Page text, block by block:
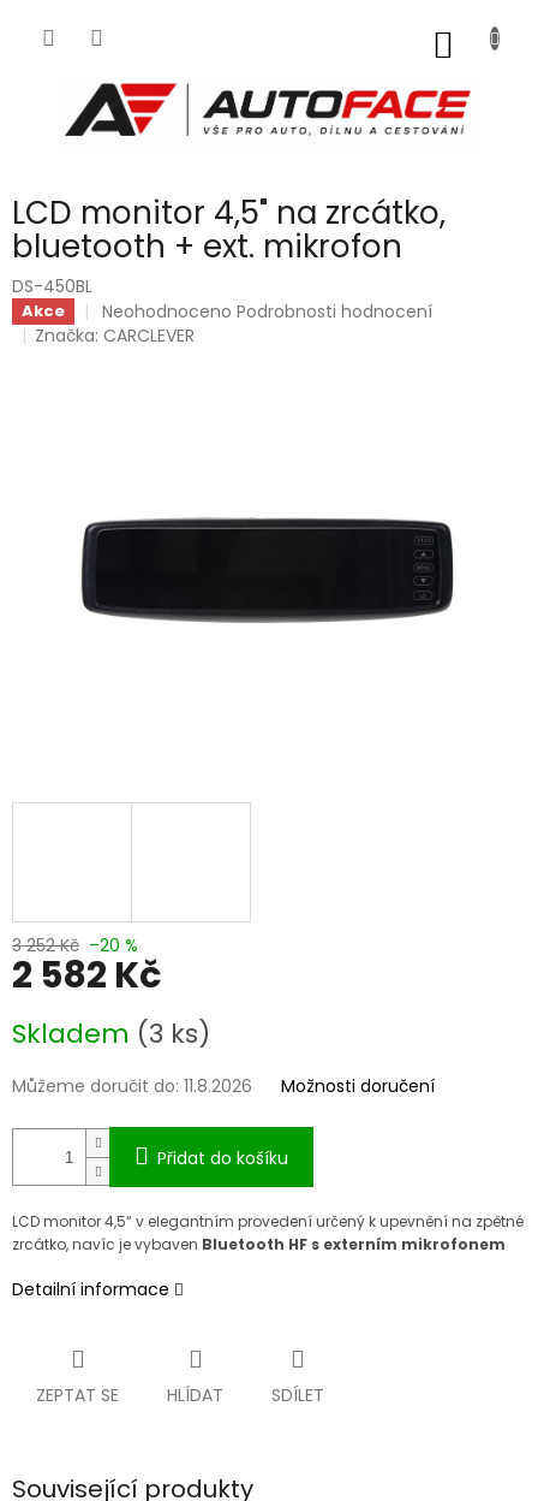
LCD monitor 4,5" na zrcátko,
bluetooth + ext. mikrofon
DS-450BL
Akce
Průměrné
hodnocení
Neohodnoceno Podrobnosti hodnocení
Značka:CARCLEVER
3 252 Kč –20 %
2 582 Kč
cena:
Skladem (3 ks)
Můžeme doručit do: 11.8.2026 Možnosti doručení
Přidat do košíku
LCD monitor 4,5“ v elegantním provedení určený k upevnění na zpětné
zrcátko, navíc je vybaven Bluetooth HF s externím mikrofonem
Detailní informace
ZEPTAT SE HLÍDAT SDÍLET
Související produkty